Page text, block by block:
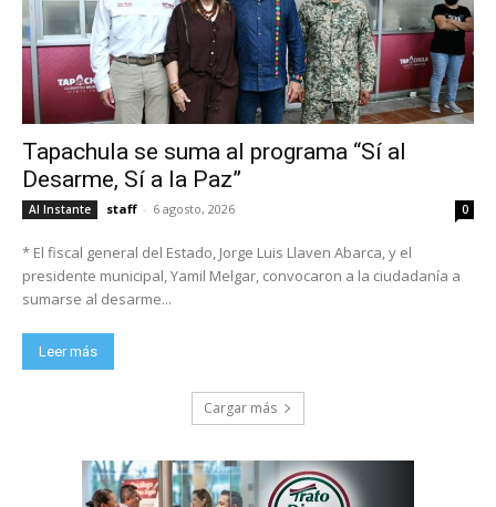
Tapachula se suma al programa “Sí al
Desarme, Sí a la Paz”
Al Instante staff - 6 agosto, 2026 0
* El fiscal general del Estado, Jorge Luis Llaven Abarca, y el
presidente municipal, Yamil Melgar, convocaron a la ciudadanía a
sumarse al desarme...
Leer más
Cargar más